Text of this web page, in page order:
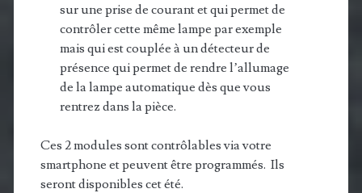
sur une prise de courant et qui permet de
contrôler cette même lampe par exemple
mais qui est couplée à un détecteur de
présence qui permet de rendre l’allumage
de la lampe automatique dès que vous
rentrez dans la pièce.
Ces 2 modules sont contrôlables via votre
smartphone et peuvent être programmés. Ils
seront disponibles cet été.